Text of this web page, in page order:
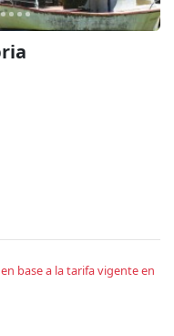
base a la tarifa vigente en